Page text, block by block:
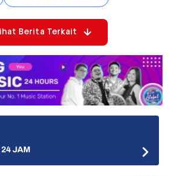
Berita Terkait
JAM